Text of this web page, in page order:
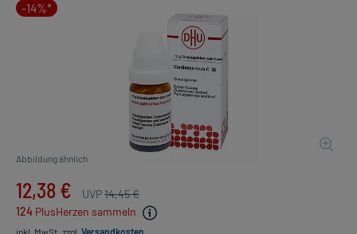
-14%*
Abbildung ähnlich
12,38 € UVP14,45 €
124 PlusHerzen sammeln
inkl. MwSt. zzgl. Versandkosten